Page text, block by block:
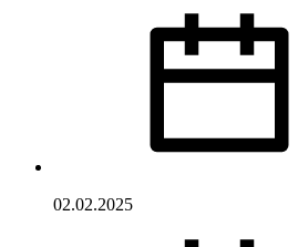
02.02.2025